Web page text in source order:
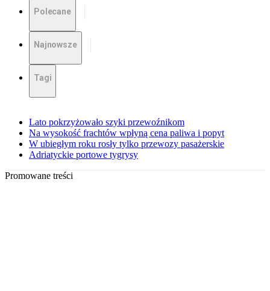
Polecane
Najnowsze
Tagi
Lato pokrzyżowało szyki przewoźnikom
Na wysokość frachtów wpłyną cena paliwa i popyt
W ubiegłym roku rosły tylko przewozy pasażerskie
Adriatyckie portowe tygrysy
Promowane treści